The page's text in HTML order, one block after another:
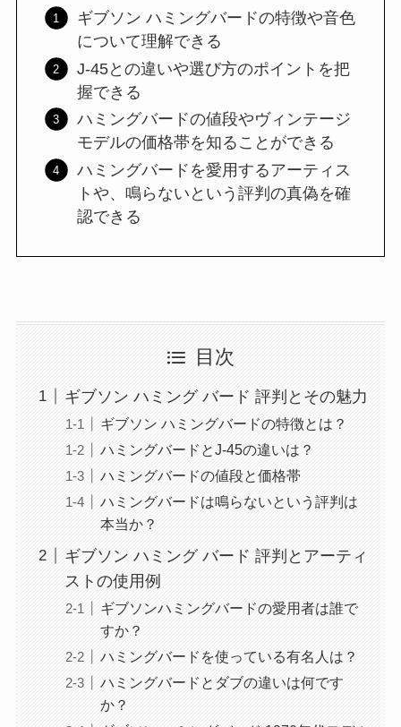
ギブソン ハミングバードの特徴や音色
について理解できる
J-45との違いや選び方のポイントを把
握できる
ハミングバードの値段やヴィンテージ
モデルの価格帯を知ることができる
ハミングバードを愛用するアーティス
トや、鳴らないという評判の真偽を確
認できる
目次
ギブソン ハミング バード 評判とその魅力
ギブソン ハミングバードの特徴とは？
ハミングバードとJ-45の違いは？
ハミングバードの値段と価格帯
ハミングバードは鳴らないという評判は
本当か？
ギブソン ハミング バード 評判とアーティ
ストの使用例
ギブソンハミングバードの愛用者は誰で
すか？
ハミングバードを使っている有名人は？
ハミングバードとダブの違いは何です
か？